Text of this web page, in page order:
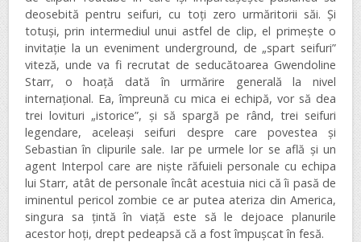
deosebită pentru seifuri, cu toți zero urmăritorii săi. Și
totuși, prin intermediul unui astfel de clip, el primește o
invitație la un eveniment underground, de „spart seifuri”
viteză, unde va fi recrutat de seducătoarea Gwendoline
Starr, o hoață dată în urmărire generală la nivel
internațional. Ea, împreună cu mica ei echipă, vor să dea
trei lovituri „istorice”, și să spargă pe rând, trei seifuri
legendare, aceleași seifuri despre care povestea și
Sebastian în clipurile sale. Iar pe urmele lor se află și un
agent Interpol care are niște răfuieli personale cu echipa
lui Starr, atât de personale încât acestuia nici că îi pasă de
iminentul pericol zombie ce ar putea ateriza din America,
singura sa țintă în viață este să le dejoace planurile
acestor hoți, drept pedeapsă că a fost împușcat în fesă.